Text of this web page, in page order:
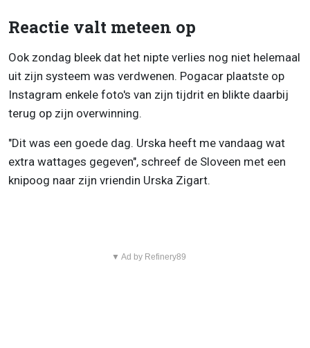
Reactie valt meteen op
Ook zondag bleek dat het nipte verlies nog niet helemaal
uit zijn systeem was verdwenen. Pogacar plaatste op
Instagram enkele foto's van zijn tijdrit en blikte daarbij
terug op zijn overwinning.
"Dit was een goede dag. Urska heeft me vandaag wat
extra wattages gegeven", schreef de Sloveen met een
knipoog naar zijn vriendin Urska Zigart.
▼ Ad by Refinery89